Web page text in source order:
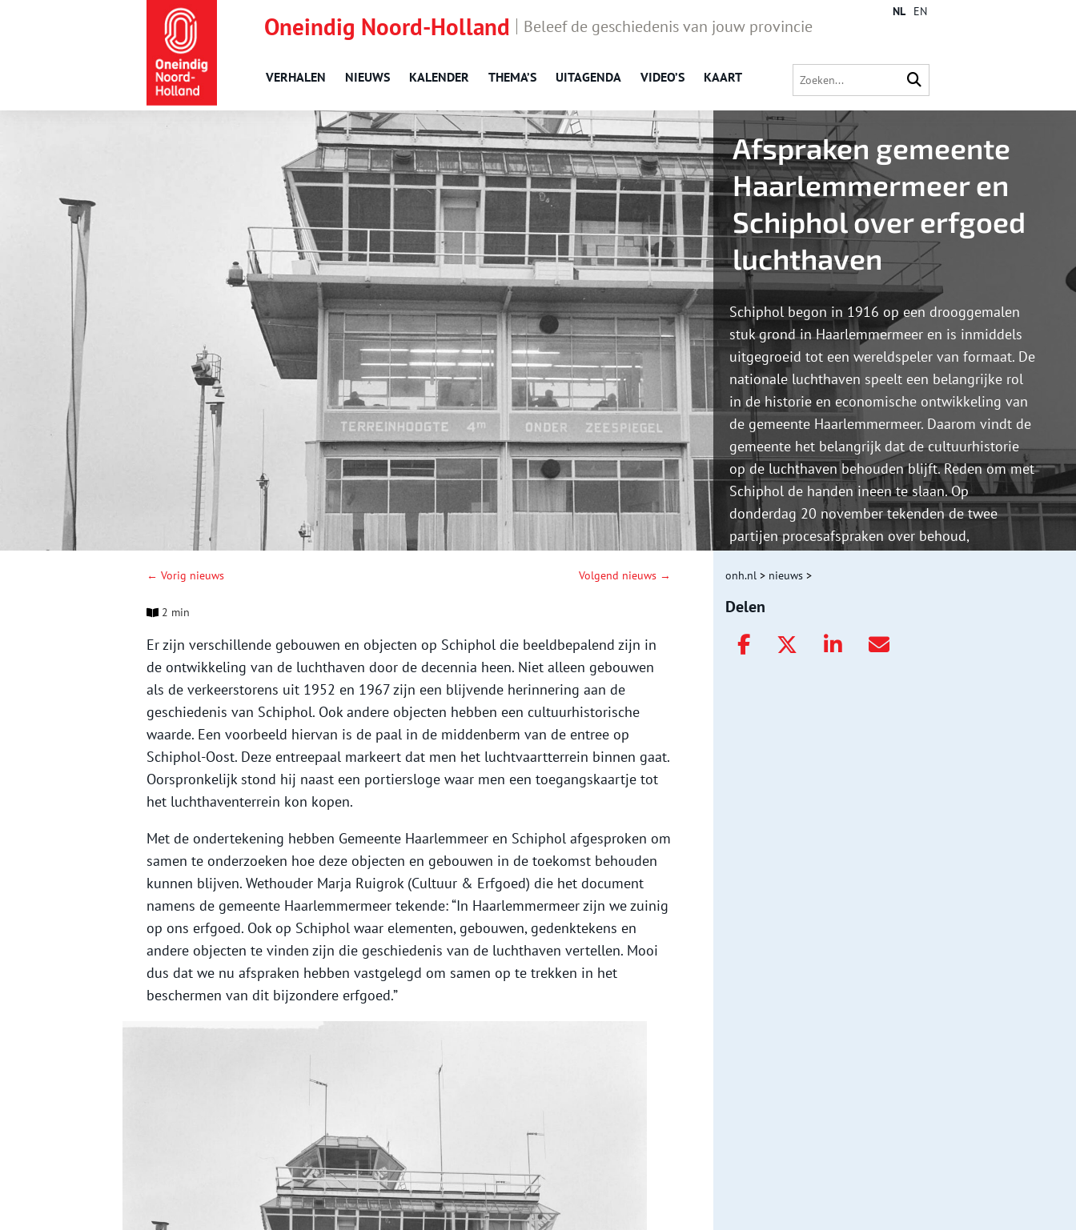
Oneindig Noord-Holland Beleef de geschiedenis van jouw provincie
VERHALEN NIEUWS KALENDER THEMA’S UITAGENDA VIDEO’S KAART
NL EN
Afspraken gemeente
Haarlemmermeer en
Schiphol over erfgoed
luchthaven
Schiphol begon in 1916 op een drooggemalen
stuk grond in Haarlemmermeer en is inmiddels
uitgegroeid tot een wereldspeler van formaat. De
nationale luchthaven speelt een belangrijke rol
in de historie en economische ontwikkeling van
de gemeente Haarlemmermeer. Daarom vindt de
gemeente het belangrijk dat de cultuurhistorie
op de luchthaven behouden blijft. Reden om met
Schiphol de handen ineen te slaan. Op
donderdag 20 november tekenden de twee
partijen procesafspraken over behoud,
cultuurhistorisch erfgoed op en rond Schiphol.
← Vorig nieuws Volgend nieuws →
2 min
Er zijn verschillende gebouwen en objecten op Schiphol die beeldbepalend zijn in
de ontwikkeling van de luchthaven door de decennia heen. Niet alleen gebouwen
als de verkeerstorens uit 1952 en 1967 zijn een blijvende herinnering aan de
geschiedenis van Schiphol. Ook andere objecten hebben een cultuurhistorische
waarde. Een voorbeeld hiervan is de paal in de middenberm van de entree op
Schiphol-Oost. Deze entreepaal markeert dat men het luchtvaartterrein binnen gaat.
Oorspronkelijk stond hij naast een portiersloge waar men een toegangskaartje tot
het luchthaventerrein kon kopen.
Met de ondertekening hebben Gemeente Haarlemmeer en Schiphol afgesproken om
samen te onderzoeken hoe deze objecten en gebouwen in de toekomst behouden
kunnen blijven. Wethouder Marja Ruigrok (Cultuur & Erfgoed) die het document
namens de gemeente Haarlemmermeer tekende: “In Haarlemmermeer zijn we zuinig
op ons erfgoed. Ook op Schiphol waar elementen, gebouwen, gedenktekens en
andere objecten te vinden zijn die geschiedenis van de luchthaven vertellen. Mooi
dus dat we nu afspraken hebben vastgelegd om samen op te trekken in het
beschermen van dit bijzondere erfgoed.”
onh.nl > nieuws >
Delen